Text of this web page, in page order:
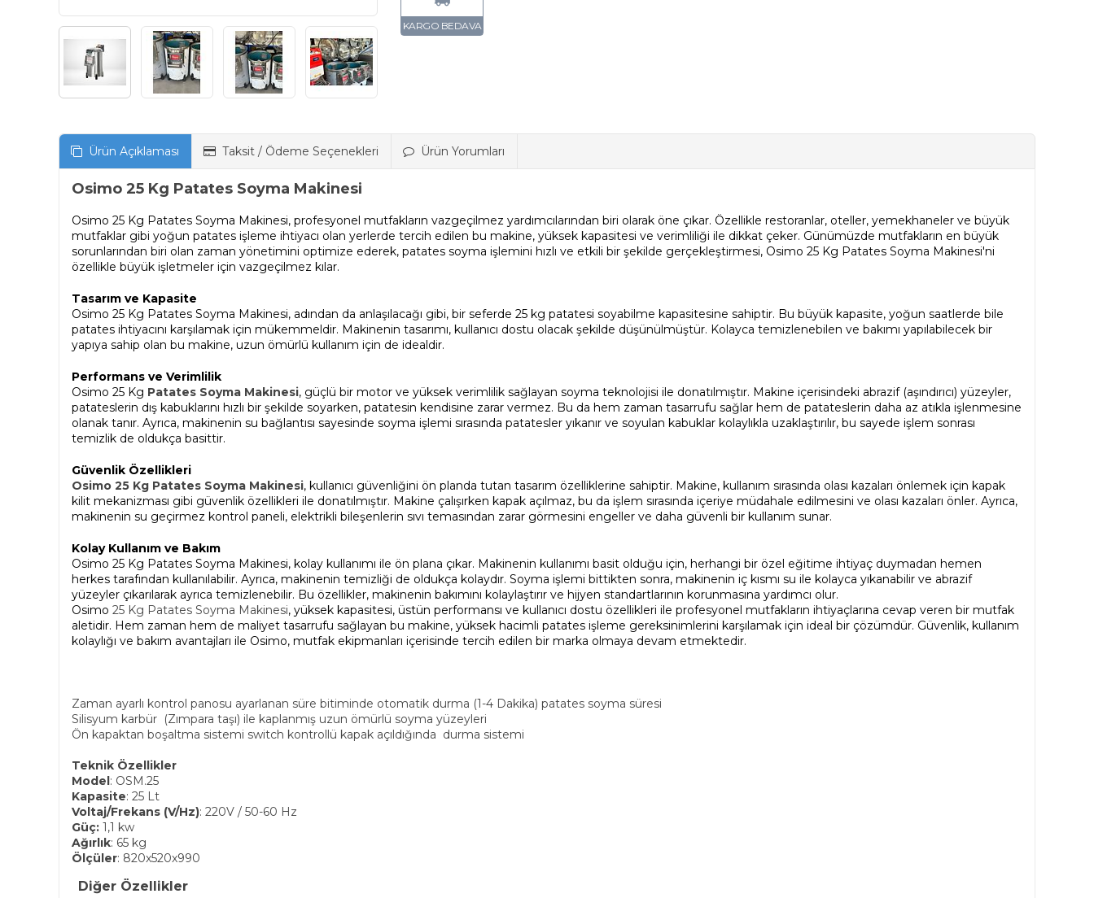
Ürün Açıklaması Taksit / Ödeme Seçenekleri Ürün Yorumları
Osimo 25 Kg Patates Soyma Makinesi
Osimo 25 Kg Patates Soyma Makinesi, profesyonel mutfakların vazgeçilmez yardımcılarından biri olarak öne çıkar. Özellikle restoranlar, oteller, yemekhaneler ve büyük
mutfaklar gibi yoğun patates işleme ihtiyacı olan yerlerde tercih edilen bu makine, yüksek kapasitesi ve verimliliği ile dikkat çeker. Günümüzde mutfakların en büyük
sorunlarından biri olan zaman yönetimini optimize ederek, patates soyma işlemini hızlı ve etkili bir şekilde gerçekleştirmesi, Osimo 25 Kg Patates Soyma Makinesi'ni
özellikle büyük işletmeler için vazgeçilmez kılar.
Tasarım ve Kapasite
Osimo 25 Kg Patates Soyma Makinesi, adından da anlaşılacağı gibi, bir seferde 25 kg patatesi soyabilme kapasitesine sahiptir. Bu büyük kapasite, yoğun saatlerde bile
patates ihtiyacını karşılamak için mükemmeldir. Makinenin tasarımı, kullanıcı dostu olacak şekilde düşünülmüştür. Kolayca temizlenebilen ve bakımı yapılabilecek bir
yapıya sahip olan bu makine, uzun ömürlü kullanım için de idealdir.
Performans ve Verimlilik
Osimo 25 Kg Patates Soyma Makinesi, güçlü bir motor ve yüksek verimlilik sağlayan soyma teknolojisi ile donatılmıştır. Makine içerisindeki abrazif (aşındırıcı) yüzeyler,
patateslerin dış kabuklarını hızlı bir şekilde soyarken, patatesin kendisine zarar vermez. Bu da hem zaman tasarrufu sağlar hem de patateslerin daha az atıkla işlenmesine
olanak tanır. Ayrıca, makinenin su bağlantısı sayesinde soyma işlemi sırasında patatesler yıkanır ve soyulan kabuklar kolaylıkla uzaklaştırılır, bu sayede işlem sonrası
temizlik de oldukça basittir.
Güvenlik Özellikleri
Osimo 25 Kg Patates Soyma Makinesi, kullanıcı güvenliğini ön planda tutan tasarım özelliklerine sahiptir. Makine, kullanım sırasında olası kazaları önlemek için kapak
kilit mekanizması gibi güvenlik özellikleri ile donatılmıştır. Makine çalışırken kapak açılmaz, bu da işlem sırasında içeriye müdahale edilmesini ve olası kazaları önler. Ayrıca,
makinenin su geçirmez kontrol paneli, elektrikli bileşenlerin sıvı temasından zarar görmesini engeller ve daha güvenli bir kullanım sunar.
Kolay Kullanım ve Bakım
Osimo 25 Kg Patates Soyma Makinesi, kolay kullanımı ile ön plana çıkar. Makinenin kullanımı basit olduğu için, herhangi bir özel eğitime ihtiyaç duymadan hemen
herkes tarafından kullanılabilir. Ayrıca, makinenin temizliği de oldukça kolaydır. Soyma işlemi bittikten sonra, makinenin iç kısmı su ile kolayca yıkanabilir ve abrazif
yüzeyler çıkarılarak ayrıca temizlenebilir. Bu özellikler, makinenin bakımını kolaylaştırır ve hijyen standartlarının korunmasına yardımcı olur.
Osimo 25 Kg Patates Soyma Makinesi, yüksek kapasitesi, üstün performansı ve kullanıcı dostu özellikleri ile profesyonel mutfakların ihtiyaçlarına cevap veren bir mutfak
aletidir. Hem zaman hem de maliyet tasarrufu sağlayan bu makine, yüksek hacimli patates işleme gereksinimlerini karşılamak için ideal bir çözümdür. Güvenlik, kullanım
kolaylığı ve bakım avantajları ile Osimo, mutfak ekipmanları içerisinde tercih edilen bir marka olmaya devam etmektedir.
Zaman ayarlı kontrol panosu ayarlanan süre bitiminde otomatik durma (1-4 Dakika) patates soyma süresi
Silisyum karbür (Zımpara taşı) ile kaplanmış uzun ömürlü soyma yüzeyleri
Ön kapaktan boşaltma sistemi switch kontrollü kapak açıldığında durma sistemi
Teknik Özellikler
Model: OSM.25
Kapasite: 25 Lt
Voltaj/Frekans (V/Hz): 220V / 50-60 Hz
Güç: 1,1 kw
Ağırlık: 65 kg
Ölçüler: 820x520x990
Diğer Özellikler